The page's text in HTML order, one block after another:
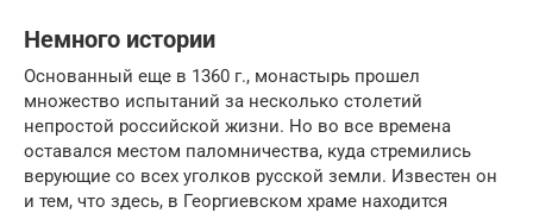
Немного истории
Основанный еще в 1360 г., монастырь прошел
множество испытаний за несколько столетий
непростой российской жизни. Но во все времена
оставался местом паломничества, куда стремились
верующие со всех уголков русской земли. Известен он
и тем, что здесь, в Георгиевском храме находится